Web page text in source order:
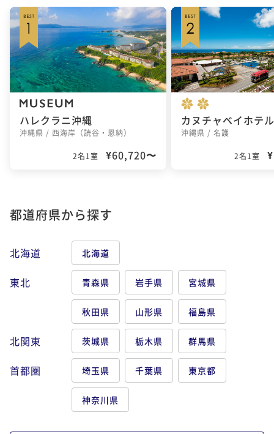
ハレクラニ沖縄
沖縄県 / 西海岸（読谷・恩納）
2名1室 ¥60,720〜
沖縄県 / 名護
2名1室
都道府県から探す
北海道 北海道
東北 青森県 岩手県 宮城県
秋田県 山形県 福島県
北関東 茨城県 栃木県 群馬県
首都圏 埼玉県 千葉県 東京都
神奈川県